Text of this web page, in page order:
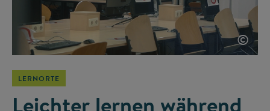
©
LERNORTE